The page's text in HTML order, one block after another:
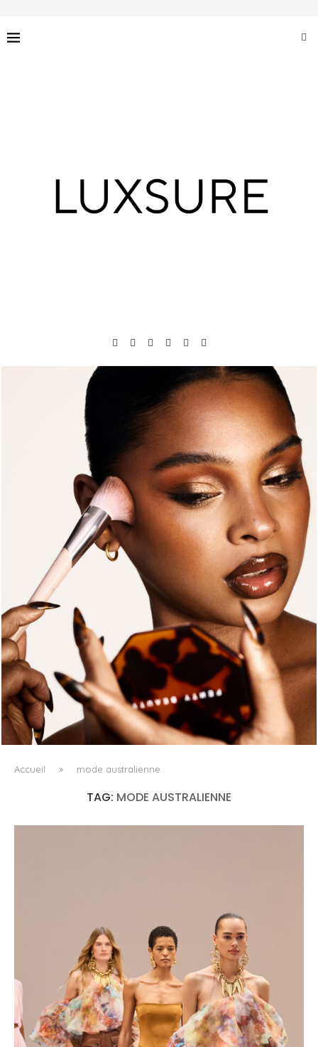
FENTY BEAUTY EXPLORE LA TEXTURE COMME LANGAGE
AVEC LE SUN STALK’R SOUFFLÉ...
Accueil » mode australienne
TAG: MODE AUSTRALIENNE